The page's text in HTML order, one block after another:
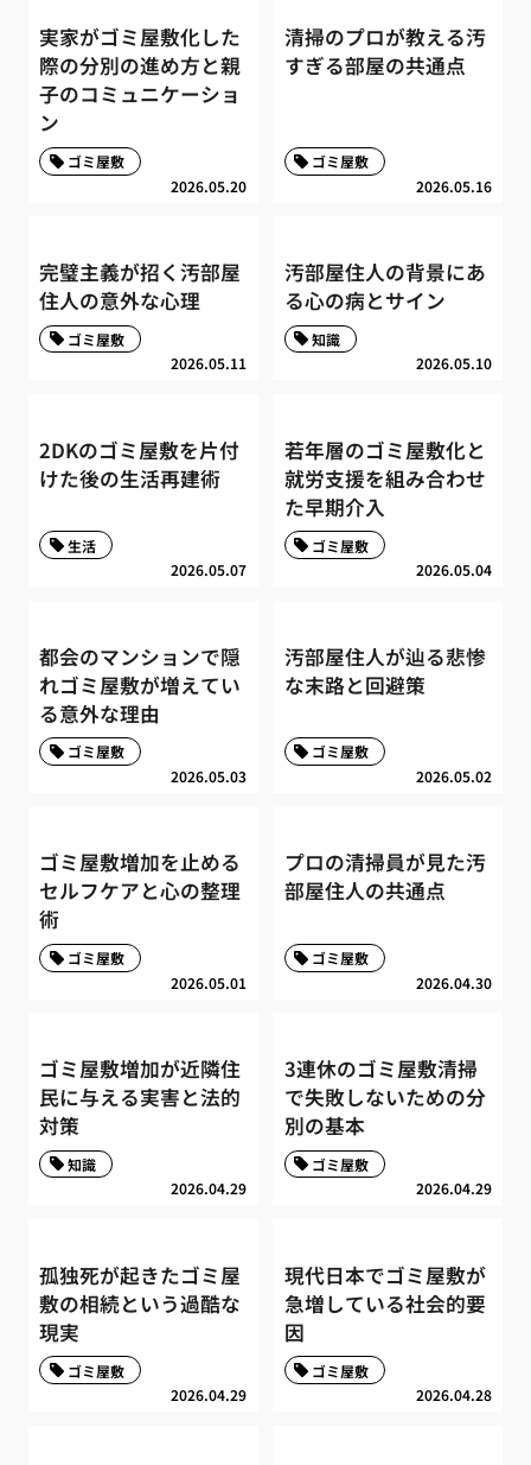
実家がゴミ屋敷化した
際の分別の進め方と親
子のコミュニケーショ
ン
2026.05.20
ゴミ屋敷
清掃のプロが教える汚
すぎる部屋の共通点
2026.05.16
ゴミ屋敷
完璧主義が招く汚部屋
住人の意外な心理
2026.05.11
ゴミ屋敷
汚部屋住人の背景にあ
る心の病とサイン
2026.05.10
知識
2DKのゴミ屋敷を片付
けた後の生活再建術
2026.05.07
生活
若年層のゴミ屋敷化と
就労支援を組み合わせ
た早期介入
2026.05.04
ゴミ屋敷
都会のマンションで隠
れゴミ屋敷が増えてい
る意外な理由
2026.05.03
ゴミ屋敷
汚部屋住人が辿る悲惨
な末路と回避策
2026.05.02
ゴミ屋敷
ゴミ屋敷増加を止める
セルフケアと心の整理
術
2026.05.01
ゴミ屋敷
プロの清掃員が見た汚
部屋住人の共通点
2026.04.30
ゴミ屋敷
ゴミ屋敷増加が近隣住
民に与える実害と法的
対策
2026.04.29
知識
3連休のゴミ屋敷清掃
で失敗しないための分
別の基本
2026.04.29
ゴミ屋敷
孤独死が起きたゴミ屋
敷の相続という過酷な
現実
2026.04.29
ゴミ屋敷
現代日本でゴミ屋敷が
急増している社会的要
因
2026.04.28
ゴミ屋敷